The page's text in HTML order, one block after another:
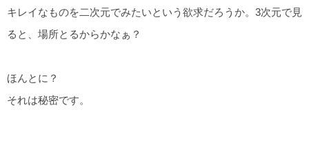
キレイなものを二次元でみたいという欲求だろうか。3次元で見
ると、場所とるからかなぁ？
ほんとに？
それは秘密です。